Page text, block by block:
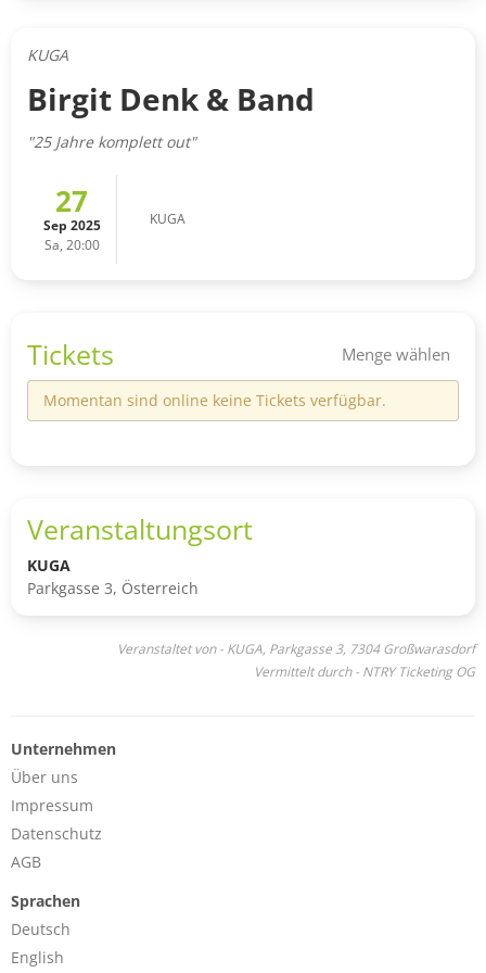
KUGA
Birgit Denk & Band
"25 Jahre komplett out"
27
Sep 2025
Sa, 20:00
KUGA
Tickets Menge wählen
Momentan sind online keine Tickets verfügbar.
Veranstaltungsort
KUGA
Parkgasse 3, Österreich
Veranstaltet von - KUGA, Parkgasse 3, 7304 Großwarasdorf
Vermittelt durch - NTRY Ticketing OG
Unternehmen
Über uns
Impressum
Datenschutz
AGB
Sprachen
Deutsch
English